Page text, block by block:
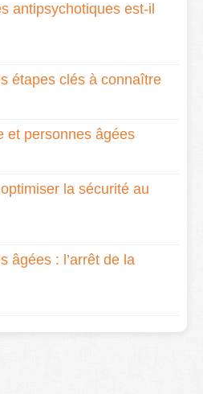
antipsychotiques est-il
étapes clés à connaître
et personnes âgées
la sécurité au
âgées : l’arrêt de la